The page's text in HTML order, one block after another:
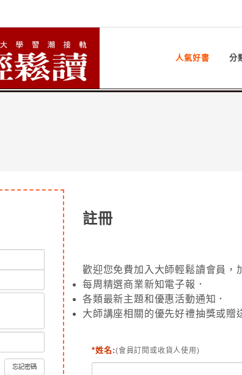
人氣好書 分
忘記密碼
註冊
歡迎您免費加入大師輕鬆讀會員，
每周精選商業新知電子報．
各類最新主題和優惠活動通知．
大師講座相關的優先好禮抽獎或贈
*姓名:(會員訂閱或收貨人使用)